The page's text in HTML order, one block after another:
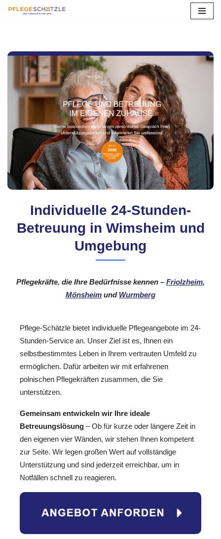
springen
Individuelle 24-Stunden-
Betreuung in Wimsheim und
Umgebung
Pflegekräfte, die Ihre Bedürfnisse kennen – Friolzheim,
Mönsheim und Wurmberg
Pflege-Schätzle bietet individuelle Pflegeangebote im 24-
Stunden-Service an. Unser Ziel ist es, Ihnen ein
selbstbestimmtes Leben in Ihrem vertrauten Umfeld zu
ermöglichen. Dafür arbeiten wir mit erfahrenen
polnischen Pflegekräften zusammen, die Sie
unterstützen.
Gemeinsam entwickeln wir Ihre ideale
Betreuungslösung – Ob für kurze oder längere Zeit in
den eigenen vier Wänden, wir stehen Ihnen kompetent
zur Seite. Wir legen großen Wert auf vollständige
Unterstützung und sind jederzeit erreichbar, um in
Notfällen schnell zu reagieren.